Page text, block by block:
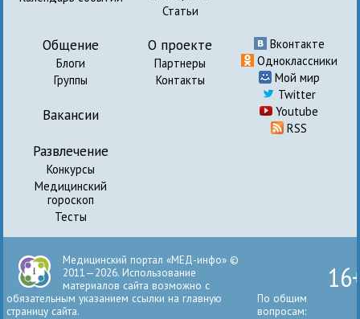
Статьи
Общение
Блоги
Группы
Вакансии
Развлечение
Конкурсы
Медицинский
гороскоп
Тесты
О проекте
Партнеры
Контакты
Вконтакте
Одноклассники
Мой мир
Twitter
Youtube
RSS
Медицинский портал «МЕД-инфо» ©
2011—2026. Использование
материалов сайта возможно с
обязательным указанием ссылки на главную
страницу сайта.
По общим
вопросам: